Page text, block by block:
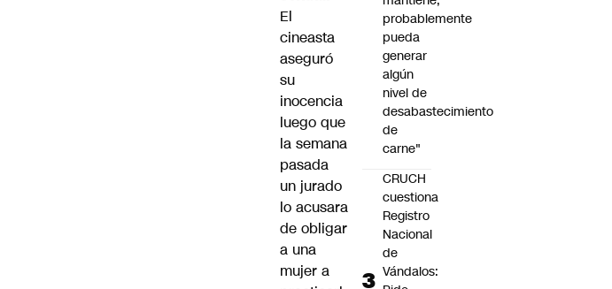
El
cineasta
aseguró
su
inocencia
luego que
la semana
pasada
un jurado
lo acusara
de obligar
a una
mujer a
probablemente
pueda
generar
algún
nivel de
desabastecimiento
de
carne"
CRUCH
cuestiona
Registro
Nacional
de
Vándalos: